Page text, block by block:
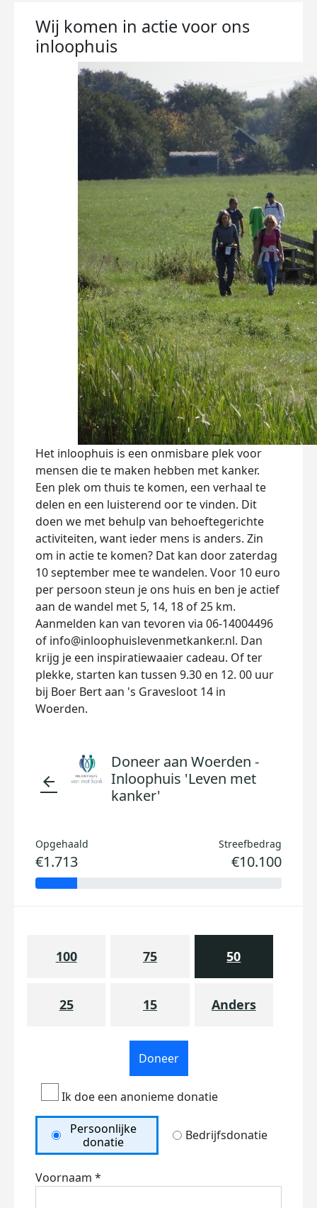
Wij komen in actie voor ons
inloophuis
Het inloophuis is een onmisbare plek voor
mensen die te maken hebben met kanker.
Een plek om thuis te komen, een verhaal te
delen en een luisterend oor te vinden. Dit
doen we met behulp van behoeftegerichte
activiteiten, want ieder mens is anders. Zin
om in actie te komen? Dat kan door zaterdag
10 september mee te wandelen. Voor 10 euro
per persoon steun je ons huis en ben je actief
aan de wandel met 5, 14, 18 of 25 km.
Aanmelden kan van tevoren via 06-14004496
of info@inloophuislevenmetkanker.nl. Dan
krijg je een inspiratiewaaier cadeau. Of ter
plekke, starten kan tussen 9.30 en 12. 00 uur
bij Boer Bert aan 's Gravesloot 14 in
Woerden.
arrow_back
Doneer aan Woerden -
Inloophuis 'Leven met
kanker'
Opgehaald
€1.713
Streefbedrag
€10.100
100 75 50
25 15 Anders
Doneer
Ik doe een anonieme donatie
Persoonlijke
donatie
Bedrijfsdonatie
Voornaam *